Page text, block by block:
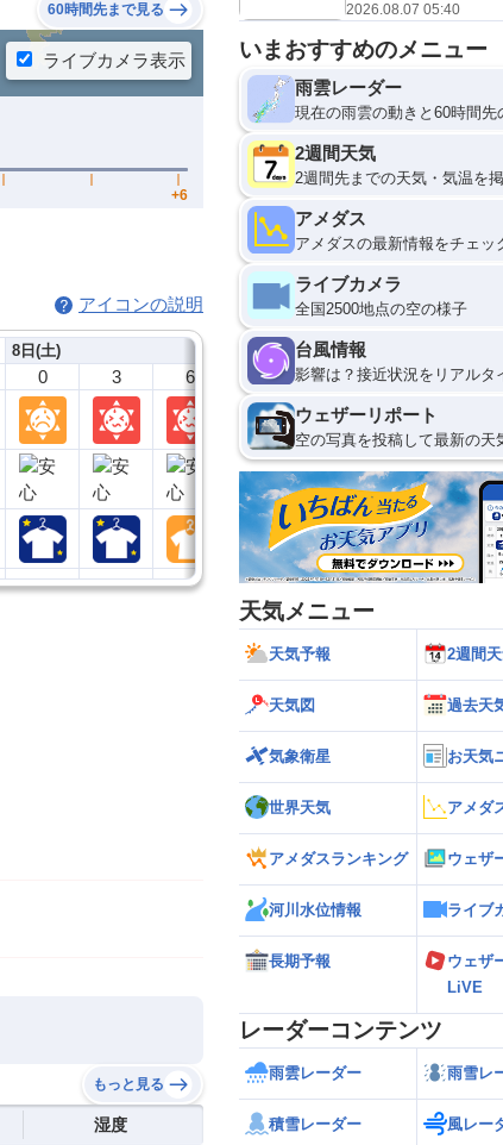
60時間先まで見る
アイコンの説明
8日(土)
0 3 6 9 12
もっと見る
湿度
2026.08.07 05:40
いまおすすめのメニュー
雨雲レーダー
現在の雨雲の動きと60時間先
2週間天気
2週間先までの天気・気温を
アメダス
アメダスの最新情報をチェッ
ライブカメラ
全国2500地点の空の様子
台風情報
影響は？接近状況をリアルタ
ウェザーリポート
空の写真を投稿して最新の天
天気メニュー
天気予報 2週間
天気図 過去天
気象衛星 お天気
世界天気 アメダ
アメダスランキング ウェザ
河川水位情報 ライブ
長期予報
ウェザ
LiVE
レーダーコンテンツ
雨雲レーダー 雨雪レ
積雪レーダー 風レー